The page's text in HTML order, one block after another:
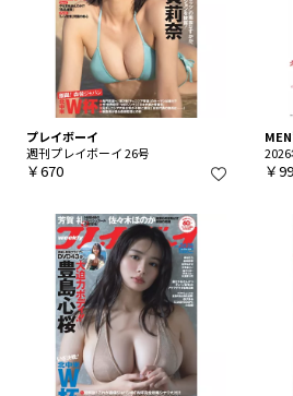
プレイボーイ
週刊プレイボーイ 26号
￥670 ￥